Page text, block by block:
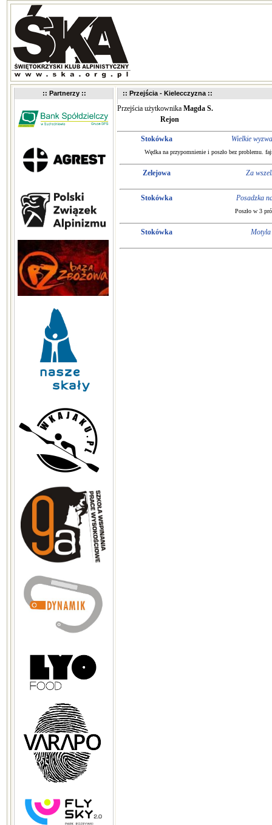
:: Partnerzy :: :: Przejścia - Kielecczyzna ::
Przejścia użytkownika Magda S.
Rejon
Stokówka Wielkie
Wędka na przypomnienie i poszło bez problemu.
Zelejowa Za
Stokówka Posadzka
Poszło w 3
Stokówka Motyla